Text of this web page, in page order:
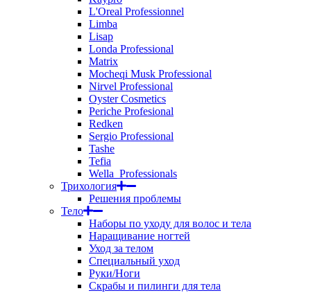
L'Oreal Professionnel
Limba
Lisap
Londa Professional
Matrix
Mocheqi Musk Professional
Nirvel Professional
Oyster Cosmetics
Periche Profesional
Redken
Sergio Professional
Tashe
Tefia
Wella_Professionals
Трихология
Решения проблемы
Тело
Наборы по уходу для волос и тела
Наращивание ногтей
Уход за телом
Специальный уход
Руки/Ноги
Скрабы и пилинги для тела